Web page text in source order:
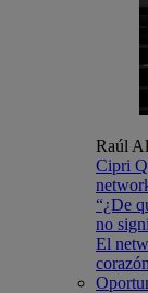
Raúl
Cipri
“¿De
no
El